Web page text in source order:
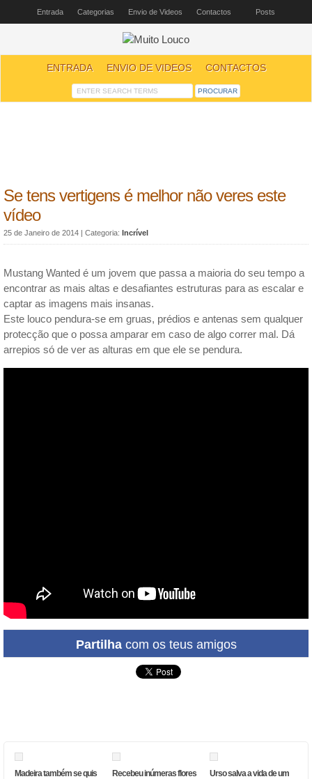
Entrada Categorias Envio de Videos Contactos Posts
ENTRADA ENVIO DE VIDEOS CONTACTOS
Se tens vertigens é melhor não veres este
vídeo
25 de Janeiro de 2014 | Categoria: Incrível
Mustang Wanted é um jovem que passa a maioria do seu tempo a
encontrar as mais altas e desafiantes estruturas para as escalar e
captar as imagens mais insanas.
Este louco pendura-se em gruas, prédios e antenas sem qualquer
protecção que o possa amparar em caso de algo correr mal. Dá
arrepios só de ver as alturas em que ele se pendura.
Partilhacom os teus amigos
Madeira também se quis
Recebeu inúmeras flores
Urso salva a vida de um